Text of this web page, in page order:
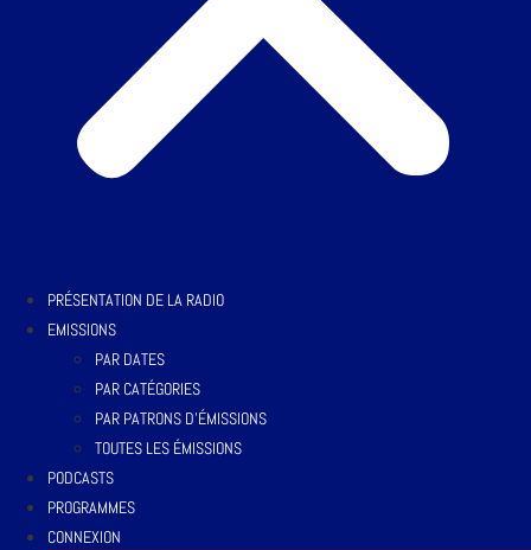
PRÉSENTATION DE LA RADIO
EMISSIONS
PAR DATES
PAR CATÉGORIES
PAR PATRONS D’ÉMISSIONS
TOUTES LES ÉMISSIONS
PODCASTS
PROGRAMMES
CONNEXION